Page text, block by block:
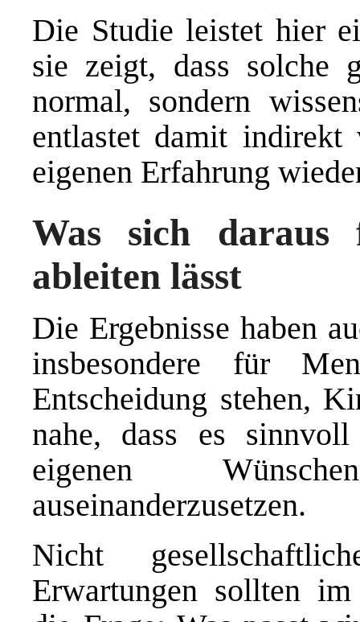
Die Studie leistet hier
sie zeigt, dass solche
normal, sondern
entlastet damit
eigenen Erfahrung
Was sich daraus
ableiten lässt
Die Ergebnisse haben
insbesondere für
Entscheidung stehen,
nahe, dass es
eigenen
auseinanderzusetzen.
Nicht
Erwartungen sollten